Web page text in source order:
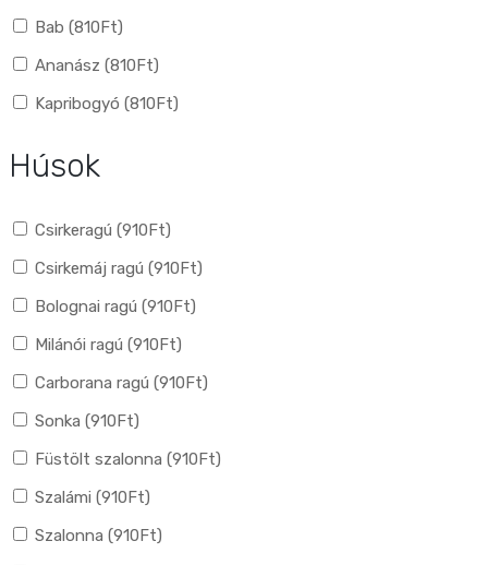
Bab (810Ft)
Ananász (810Ft)
Kapribogyó (810Ft)
Húsok
Csirkeragú (910Ft)
Csirkemáj ragú (910Ft)
Bolognai ragú (910Ft)
Milánói ragú (910Ft)
Carborana ragú (910Ft)
Sonka (910Ft)
Füstölt szalonna (910Ft)
Szalámi (910Ft)
Szalonna (910Ft)